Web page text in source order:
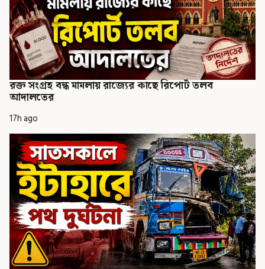
রক্ত সংগ্রহ বন্ধ মামলায় রাজ্যের কাছে রিপোর্ট তলব
আদালতের
17h ago